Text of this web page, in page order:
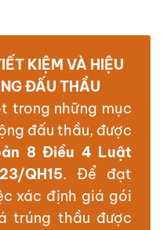
KIỆM VÀ HIỆU
ĐẤU THẦU
trong những mục
đấu thầu, được
8 Điều 4 Luật
QH15. Để đạt
xác định giá gói
trúng thầu được